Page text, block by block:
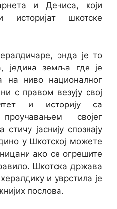
и Дениса, који
историјат шкотске
онда је то
једина земља где је
на ниво националног
с правом везују свој
и историју са
својег
стичу јаснију спознају
у Шкотској можете
ако се огрешите
Шкотска држава
и уврстила је
послова.